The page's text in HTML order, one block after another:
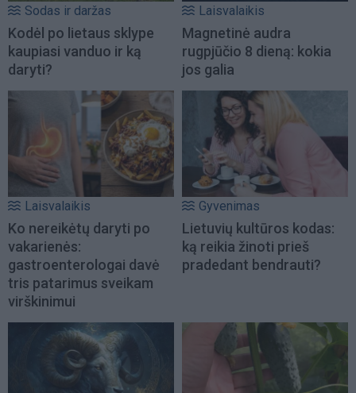
Sodas ir daržas
Kodėl po lietaus sklype
kaupiasi vanduo ir ką
daryti?
Laisvalaikis
Magnetinė audra
rugpjūčio 8 dieną: kokia
jos galia
Laisvalaikis
Ko nereikėtų daryti po
vakarienės:
gastroenterologai davė
tris patarimus sveikam
virškinimui
Gyvenimas
Lietuvių kultūros kodas:
ką reikia žinoti prieš
pradedant bendrauti?